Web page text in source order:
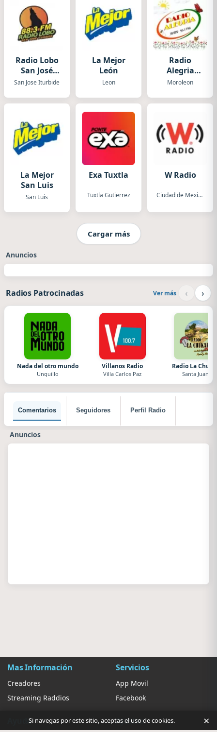
Radio Lobo
San José
Iturbide
San Jose Iturbide
La Mejor
León
Leon
Radio
Alegria
XHBV
Moroleon
La Mejor
San Luis
San Luis
Exa Tuxtla
Tuxtla Gutierrez
W Radio
Ciudad de Mexico
Cargar más
Anuncios
Radios Patrocinadas Ver más ‹ ›
Nada del otro mundo
Unquillo
Villanos Radio
Villa Carlos Paz
Radio La
Santa Juana
Comentarios Seguidores Perfil Radio
Anuncios
Mas Información
Creadores
Streaming Raddios
Servicios
App Movil
Facebook
Ayuda Ajustes
Si navegas por este sitio, aceptas el uso de cookies. ×